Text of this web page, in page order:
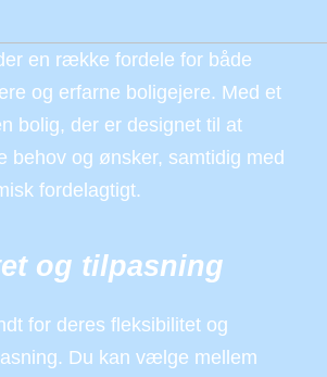
en række fordele for både
og erfarne boligejere. Med et
bolig, der er designet til at
behov og ønsker, samtidig med
fordelagtigt.
og tilpasning
for deres fleksibilitet og
Du kan vælge mellem